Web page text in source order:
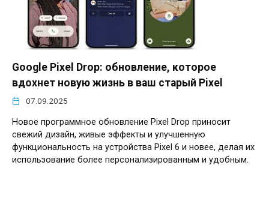
Google Pixel Drop: обновление, которое
вдохнет новую жизнь в ваш старый Pixel
07.09.2025
Новое программное обновление Pixel Drop приносит
свежий дизайн, живые эффекты и улучшенную
функциональность на устройства Pixel 6 и новее, делая их
использование более персонализированным и удобным.